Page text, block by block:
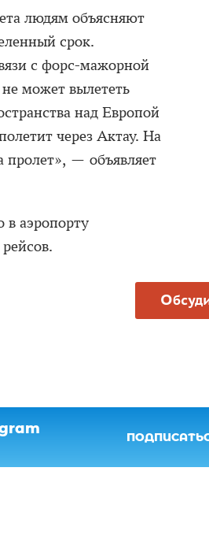
людям объясняют
срок.
с форс-мажорной
может вылететь
над Европой
через Актау. На
пролет», — объявляет
в аэропорту